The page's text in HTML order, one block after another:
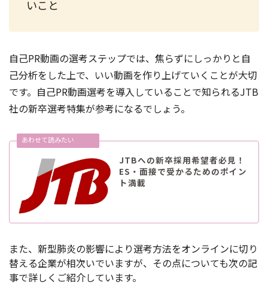
いこと
自己PR動画の選考ステップでは、焦らずにしっかりと自
己分析をした上で、いい動画を作り上げていくことが大切
です。自己PR動画選考を導入していることで知られるJTB
社の新卒選考特集が参考になるでしょう。
JTBへの新卒採用希望者必見！
ES・面接で受かるためのポイン
ト満載
また、新型肺炎の影響により選考方法をオンラインに切り
替える企業が相次いでいますが、その点についても次の記
事で詳しくご紹介しています。